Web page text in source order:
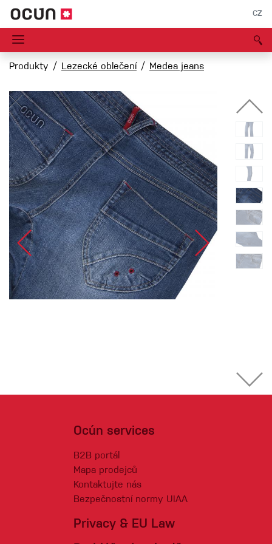
CZ
Produkty Lezecké oblečení Medea jeans
Ocún services
B2B portál
Mapa prodejců
Kontaktujte nás
Bezpečnostní normy UIAA
Privacy & EU Law